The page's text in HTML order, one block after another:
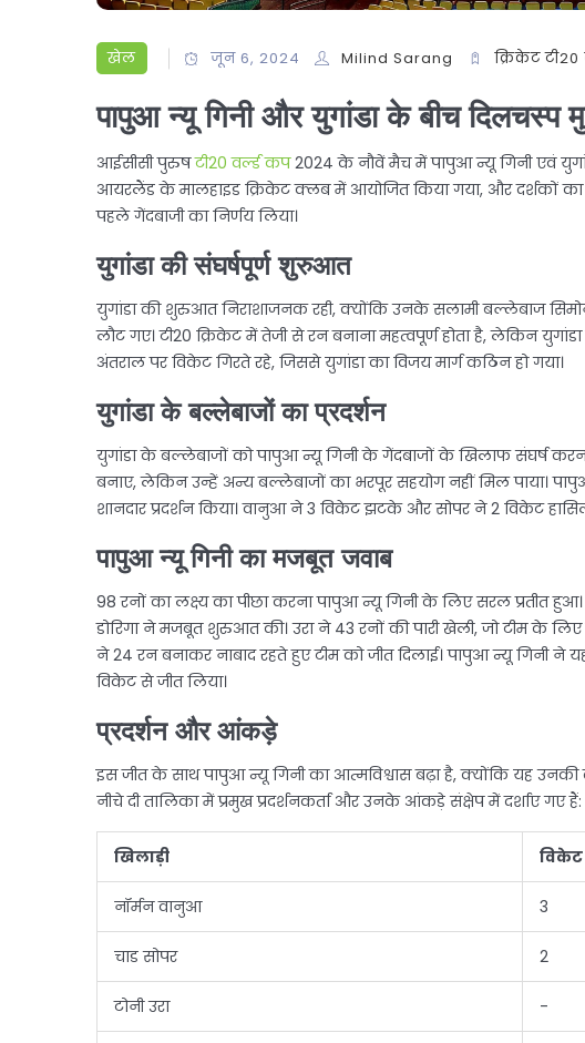
खेल जून 6, 2024 Milind Sarang क्रिकेट टी20
पापुआ न्यू गिनी और युगांडा के बीच दिलचस्प
आईसीसी पुरुषटी20 वर्ल्ड कप2024 के नौवें मैच में पापुआ न्यू गिनी एवं
आयरलैंड के मालहाइड क्रिकेट क्लब में आयोजित किया गया, और दर्शकों का
पहले गेंदबाजी का निर्णय लिया।
युगांडा की संघर्षपूर्ण शुरुआत
युगांडा की शुरुआत निराशाजनक रही, क्योंकि उनके सलामी बल्लेबाज
लौट गए। टी20 क्रिकेट में तेजी से रन बनाना महत्वपूर्ण होता है, लेकिन
अंतराल पर विकेट गिरते रहे, जिससे युगांडा का विजय मार्ग कठिन हो गया।
युगांडा के बल्लेबाजों का प्रदर्शन
युगांडा के बल्लेबाजों को पापुआ न्यू गिनी के गेंदबाजों के खिलाफ संघर्ष
बनाए, लेकिन उन्हें अन्य बल्लेबाजों का भरपूर सहयोग नहीं मिल पाया।
शानदार प्रदर्शन किया। वानुआ ने 3 विकेट झटके और सोपर ने 2 विकेट
पापुआ न्यू गिनी का मजबूत जवाब
98 रनों का लक्ष्य का पीछा करना पापुआ न्यू गिनी के लिए सरल प्रतीत
डोरिगा ने मजबूत शुरुआत की। उरा ने 43 रनों की पारी खेली, जो टीम के लिए
ने 24 रन बनाकर नाबाद रहते हुए टीम को जीत दिलाई। पापुआ न्यू गिनी ने
विकेट से जीत लिया।
प्रदर्शन और आंकड़े
इस जीत के साथ पापुआ न्यू गिनी का आत्मविश्वास बढ़ा है, क्योंकि यह उनकी
नीचे दी तालिका में प्रमुख प्रदर्शनकर्ता और उनके आंकड़े संक्षेप में दर्शाए गए हैं:
खिलाड़ी विकेट
नॉर्मन वानुआ 3
चाड सोपर 2
टोनी उरा -